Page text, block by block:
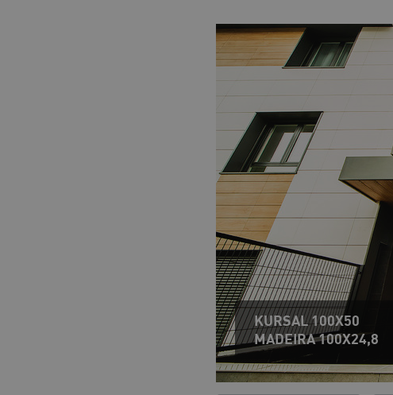
KURSAL 100X50
MADEIRA 100X24,8